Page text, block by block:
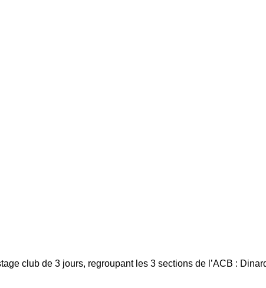
club de 3 jours, regroupant les 3 sections de l’ACB :